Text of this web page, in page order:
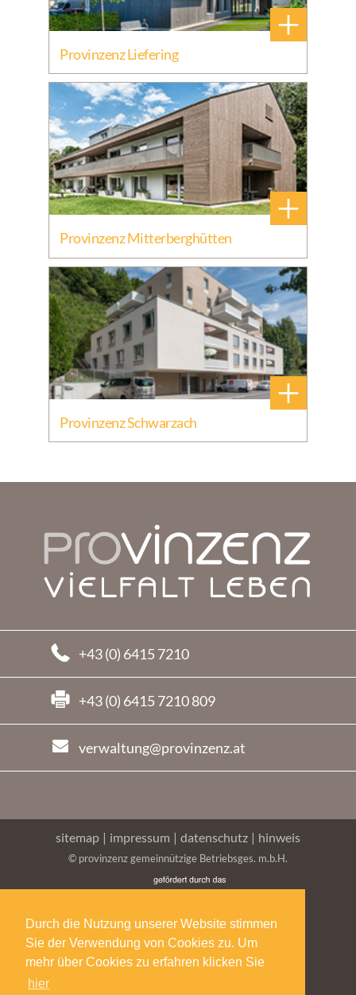
Durch die Nutzung unserer Website stimmen
Sie der Verwendung von Cookies zu. Um
mehr über Cookies zu erfahren klicken Sie
hier
+
Provinzenz Liefering
+
Provinzenz Mitterberghütten
+
Provinzenz Schwarzach
+43 (0) 6415 7210
+43 (0) 6415 7210 809
verwaltung@provinzenz.at
sitemap | impressum | datenschutz | hinweis
© provinzenz gemeinnützige Betriebsges. m.b.H.